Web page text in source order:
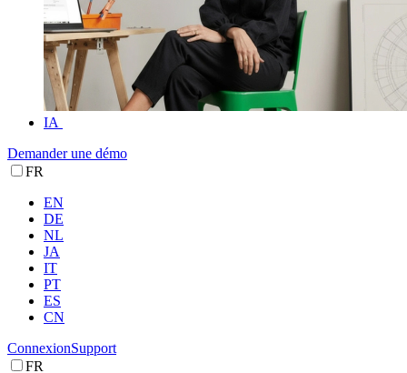
IA
Demander une démo
FR
EN
DE
NL
JA
IT
PT
ES
CN
ConnexionSupport
FR